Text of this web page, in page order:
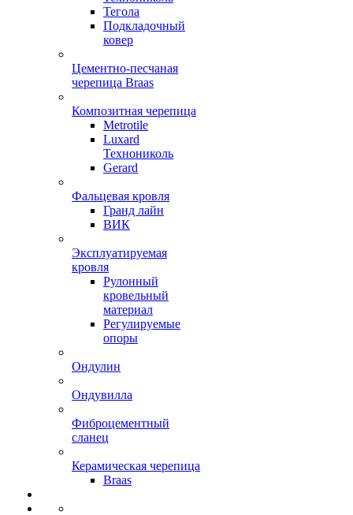
Тегола
Подкладочный
ковер
Цементно-песчаная
черепица Braas
Композитная черепица
Metrotile
Luxard
Технониколь
Gerard
Фальцевая кровля
Гранд лайн
ВИК
Эксплуатируемая
кровля
Рулонный
кровельный
материал
Регулируемые
опоры
Ондулин
Ондувилла
Фиброцементный
сланец
Керамическая черепица
Braas